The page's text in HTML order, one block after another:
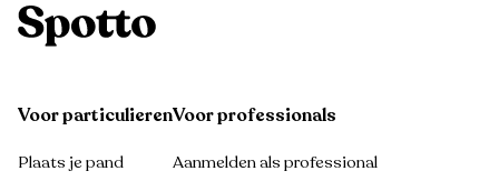
Voor particulieren
Plaats je pand
Voor professionals
Aanmelden als professional